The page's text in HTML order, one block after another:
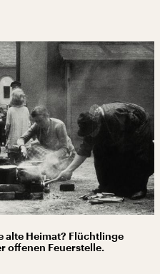
alte Heimat? Flüchtlinge
offenen Feuerstelle.